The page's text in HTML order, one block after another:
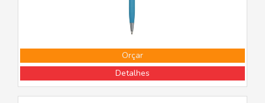
Orçar
Detalhes